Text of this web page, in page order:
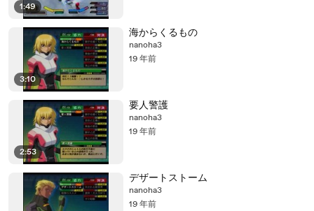
1:49
3:10
海からくるもの
nanoha3
19 年前
2:53
要人警護
nanoha3
19 年前
デザートストーム
nanoha3
19 年前